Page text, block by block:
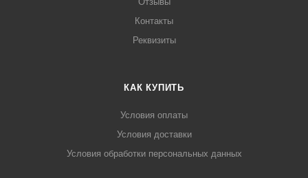
Контакты
Реквизиты
КАК КУПИТЬ
Условия оплаты
Условия доставки
Условия обработки персональных данных